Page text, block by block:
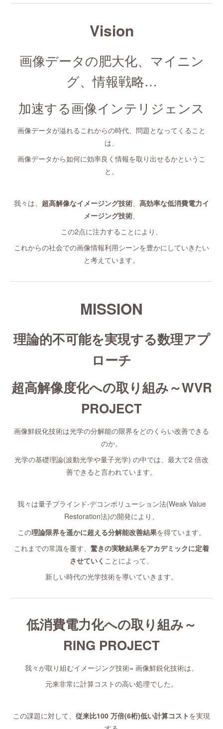
Vision
画像データの肥大化、マイニン
グ、情報戦略…
加速する画像インテリジェンス
画像データが溢れるこれからの時代、問題となってくること
は、
画像データから如何に効率良く情報を取り出せるかというこ
と。
我々は、 超高解像なイメージング技術
高効率な低消費電力イ
メージング技術
この2点に注力することにより、
これからの社会での画像情報利用シーンを豊かにしていきたい
と考えています。
MISSION
理論的不可能を実現する数理アプ
ローチ
超高解像度化への取り組み～WVR
PROJECT
画像鮮鋭化技術は光学の分解能の限界をどのくらい改善できる
のか。
光学の基礎理論(波動光学や量子光学) の中では、最大で2 倍改
善できると言われています。
我々は量子ブラインド-デコンボリューション法(Weak Value
Restoration法)の開発により、
この理論限界を遥かに超える分解能改善結果を得ています。
これまでの常識を覆す、 驚きの実験結果をアカデミックに定着
させていく ことによって、
新しい時代の光学技術を導いていきます。
低消費電力化への取り組み～
RING PROJECT
我々が取り組むイメージング技術= 画像鮮鋭化技術は、
元来非常に計算コストの高い処理でした。
この課題に対して、 従来比100 万倍(6桁)低い計算コスト を実現